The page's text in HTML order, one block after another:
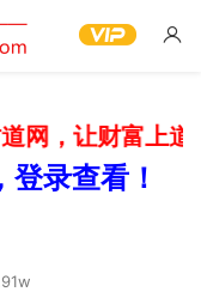
，让财富上道
录查看！